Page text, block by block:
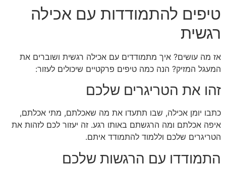
טיפים להתמודדות עם אכילה
רגשית
אז מה עושים? איך מתמודדים עם אכילה רגשית ושוברים את
המעגל המזיק? הנה כמה טיפים פרקטיים שיכולים לעזור:
זהו את הטריגרים שלכם
כתבו יומן אכילה, שבו תתעדו את מה שאכלתם, מתי אכלתם,
איפה אכלתם ומה הרגשתם באותו רגע. זה יעזור לכם לזהות את
הטריגרים שלכם וללמוד להתמודד איתם.
התמודדו עם הרגשות שלכם